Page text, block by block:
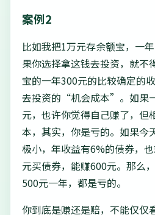
案例2
比如我把1万元存余额宝，一
果你选择拿这钱去投资，就不
宝的一年300元的比较确定的
去投资的“机会成本”。如果
元，也许你觉得自己赚了，但
本，其实，你是亏的。如果今
极小，年收益有6%的债券，
元买债券，能赚600元。那么
500元一年，都是亏的。
你到底是赚还是赔，不能仅仅